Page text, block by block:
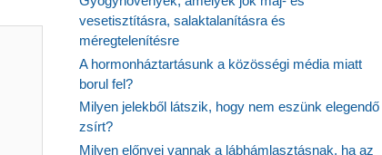
vesetisztításra, salaktalanításra és
méregtelenítésre
A hormonháztartásunk a közösségi média miatt
borul fel?
Milyen jelekből látszik, hogy nem eszünk elegendő
zsírt?
Milyen előnyei vannak a lábhámlasztásnak, ha az